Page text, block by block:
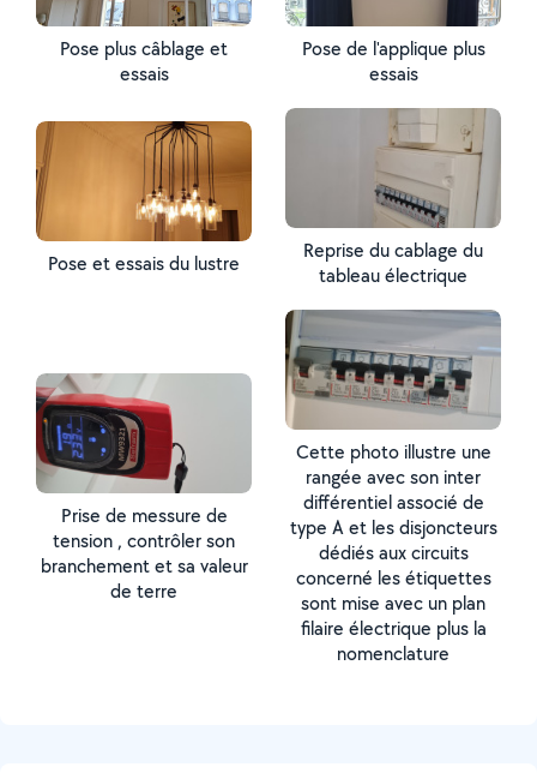
Pose plus câblage et
essais
Pose de l'applique plus
essais
Pose et essais du lustre
Reprise du cablage du
tableau électrique
Prise de messure de
tension , contrôler son
branchement et sa valeur
de terre
Cette photo illustre une
rangée avec son inter
différentiel associé de
type A et les disjoncteurs
dédiés aux circuits
concerné les étiquettes
sont mise avec un plan
filaire électrique plus la
nomenclature